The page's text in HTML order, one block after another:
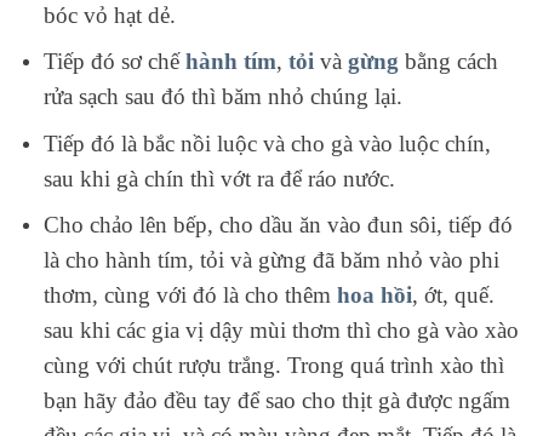
bóc vỏ hạt dẻ.
Tiếp đó sơ chếhành tím, tỏivà gừng bằng cách
rửa sạch sau đó thì băm nhỏ chúng lại.
Tiếp đó là bắc nồi luộc và cho gà vào luộc chín,
sau khi gà chín thì vớt ra để ráo nước.
Cho chảo lên bếp, cho dầu ăn vào đun sôi, tiếp đó
là cho hành tím, tỏi và gừng đã băm nhỏ vào phi
thơm, cùng với đó là cho thêm hoa hồi, ớt, quế.
sau khi các gia vị dậy mùi thơm thì cho gà vào xào
cùng với chút rượu trắng. Trong quá trình xào thì
bạn hãy đảo đều tay để sao cho thịt gà được ngấm